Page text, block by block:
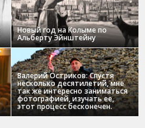
Новый год на Колыме по
Альберту Эйнштейну
Валерий Остриков: Спустя
несколько десятилетий, мне
так же интересно заниматься
фотографией, изучать ее,
этот процесс бесконечен.